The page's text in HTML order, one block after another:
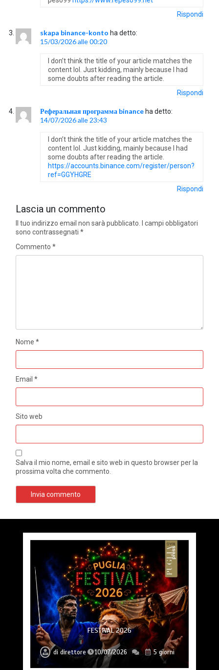
Rispondi
skapa binance-konto ha detto:
15/03/2026 alle 00:20
I don’t think the title of your article matches the
content lol. Just kidding, mainly because I had
some doubts after reading the article.
Rispondi
Реферальная программа binance ha detto:
14/07/2026 alle 23:43
I don’t think the title of your article matches the
content lol. Just kidding, mainly because I had
some doubts after reading the article.
https://accounts.binance.com/register/person?
ref=GGYHGRE
Rispondi
Lascia un commento
Il tuo indirizzo email non sarà pubblicato. I campi obbligatori
sono contrassegnati*
Commento*
Nome*
Email*
Sito web
Salva il mio nome, email e sito web in questo browser per la
prossima volta che commento.
FESTIVAL 2026
didirettore 10/07/2026 5 giorni